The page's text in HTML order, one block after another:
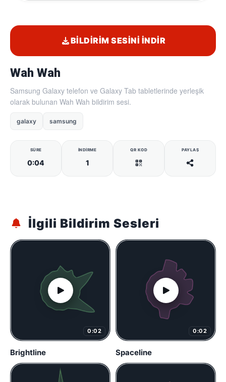
Wah Wah
Samsung Galaxy telefon ve Galaxy Tab tabletlerinde yerleşik
olarak bulunan Wah Wah bildirim sesi.
galaxy samsung
SÜRE
0:04
İNDIRME
1
QR KOD PAYLAŞ
BILDIRIM SESINI İNDIR
İlgili Bildirim Sesleri
0:02
Brightline
0:02
Spaceline